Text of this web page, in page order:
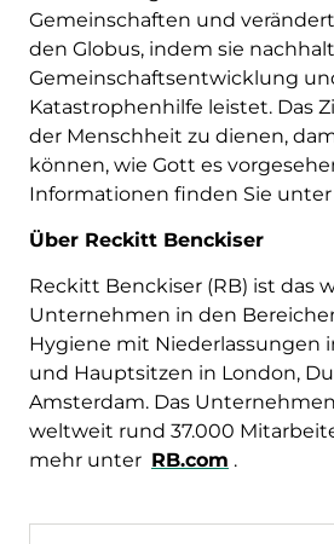
Gemeinschaften und
den Globus, indem sie
Gemeinschaftsentwicklung
Katastrophenhilfe leistet. Das
der Menschheit zu dienen,
können, wie Gott es
Informationen finden Sie unter
Über Reckitt Benckiser
Reckitt Benckiser (RB) ist das
Unternehmen in den
Hygiene mit Niederlassungen
und Hauptsitzen in London,
Amsterdam. Das
weltweit rund 37.000
mehr unter RB.com .